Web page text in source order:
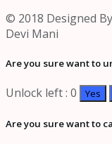
© 2018 Designed By
Devi Mani
Are you sure want to
Unlock left : 0 Yes
Are you sure want to